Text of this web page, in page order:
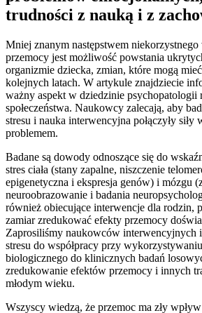
trudności z nauką i z
Mniej znanym następstwem
przemocy jest możliwość powstania
organizmie dziecka, zmian, które mogą
kolejnych latach. W artykule znajdziecie
ważny aspekt w dziedzinie psychopatologii
społeczeństwa. Naukowcy zalecają, aby
stresu i nauka interwencyjna połączyły siły
problemem.
Badane są dowody odnoszące się do
stres ciała (stany zapalne, niszczenie
epigenetyczna i ekspresja genów) i mózgu
neuroobrazowanie i badania
również obiecujące interwencje dla rodzin,
zamiar zredukować efekty przemocy
Zaprosiliśmy naukowców interwencyjnych
stresu do współpracy przy
biologicznego do klinicznych badań
zredukowanie efektów przemocy i innych
młodym wieku.
Wszyscy wiedzą, że przemoc ma zły